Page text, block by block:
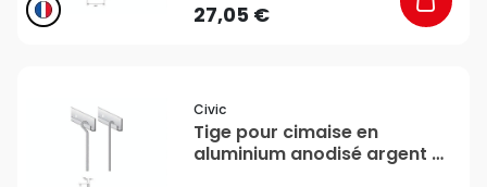
27,05 €
Civic
Tige pour cimaise en
aluminium anodisé argent 4